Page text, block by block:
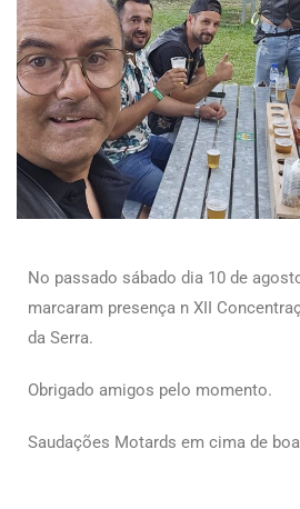
No passado sábado dia 10 de
marcaram presença n XII
da Serra.
Obrigado amigos pelo momento.
Saudações Motards em cima de